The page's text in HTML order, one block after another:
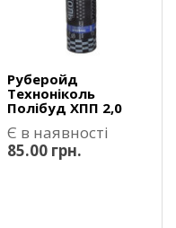
Руберойд
Техноніколь
Полібуд ХПП 2,0
Є в наявності
85.00 грн.